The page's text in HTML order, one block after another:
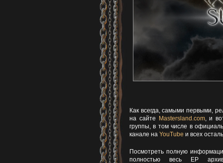
Как всегда, самыми первыми,
на сайте
Mastersland.com, и
группы, в том числе в
канале на YouTube и всех
Посмотреть полную
полностью весь ЕР